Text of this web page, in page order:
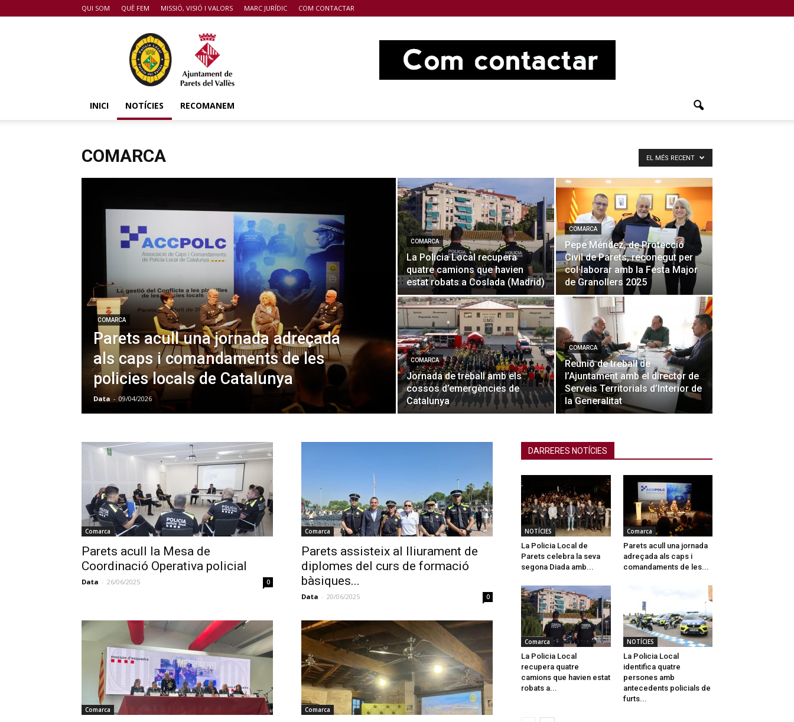
QUI SOM QUÈ FEM MISSIÓ, VISIÓ I VALORS MARC JURÍDIC COM CONTACTAR
POLICIA
PARETS
INICI
NOTÍCIES RECOMANEM
COMARCA EL MÉS RECENT
COMARCA
Parets acull una jornada adreçada
als caps i comandaments de les
policies locals de Catalunya
Data - 09/04/2026
COMARCA
La Policia Local recupera
quatre camions que havien
estat robats a Coslada (Madrid)
COMARCA
Pepe Méndez, de Protecció
Civil de Parets, reconegut per
col·laborar amb la Festa Major
de Granollers 2025
COMARCA
Jornada de treball amb els
cossos d’emergències de
Catalunya
COMARCA
Reunió de treball de
l’Ajuntament amb el director de
Serveis Territorials d’Interior de
la Generalitat
Comarca
Parets acull la Mesa de
Coordinació Operativa policial
Data - 26/06/2025 0
Comarca
Parets assisteix al lliurament de
diplomes del curs de formació
bàsiques...
Data - 20/06/2025 0
Comarca Comarca
DARRERES NOTÍCIES
NOTÍCIES
La Policia Local de
Parets celebra la seva
segona Diada amb...
Comarca
Parets acull una jornada
adreçada als caps i
comandaments de les...
Comarca
La Policia Local
recupera quatre
camions que havien estat
robats a...
NOTÍCIES
La Policia Local
identifica quatre
persones amb
antecedents policials de
furts...